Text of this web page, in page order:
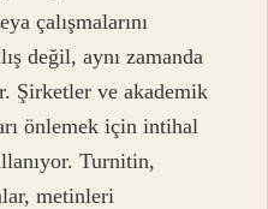
çalışmalarını
değil, aynı zamanda
Şirketler ve akademik
önlemek için intihal
Turnitin,
metinleri